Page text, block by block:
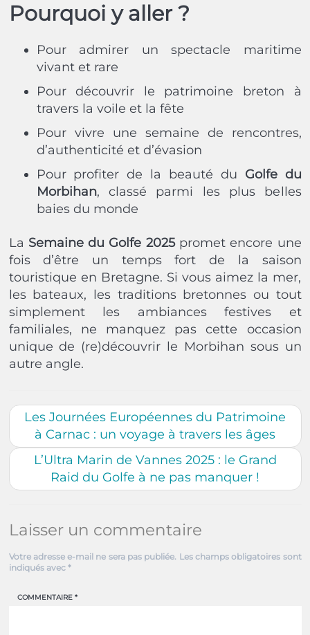
Pourquoi y aller ?
Pour admirer un spectacle maritime
vivant et rare
Pour découvrir le patrimoine breton à
travers la voile et la fête
Pour vivre une semaine de rencontres,
d’authenticité et d’évasion
Pour profiter de la beauté du Golfe du
Morbihan, classé parmi les plus belles
baies du monde
La Semaine du Golfe 2025promet encore une
fois d’être un temps fort de la saison
touristique en Bretagne. Si vous aimez la mer,
les bateaux, les traditions bretonnes ou tout
simplement les ambiances festives et
familiales, ne manquez pas cette occasion
unique de (re)découvrir le Morbihan sous un
autre angle.
Les Journées Européennes du Patrimoine
à Carnac : un voyage à travers les âges
L’Ultra Marin de Vannes 2025 : le Grand
Raid du Golfe à ne pas manquer !
Laisser un commentaire
Votre adresse e-mail ne sera pas publiée. Les champs obligatoires sont
indiqués avec *
COMMENTAIRE *